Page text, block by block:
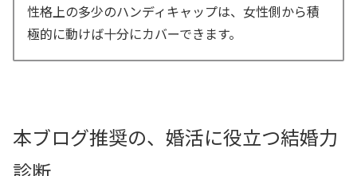
性格上の多少のハンディキャップは、女性側から積
極的に動けば十分にカバーできます。
本ブログ推奨の、婚活に役立つ結婚力